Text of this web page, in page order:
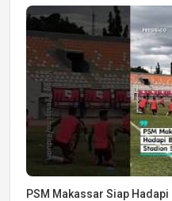
PSM Makassar Siap